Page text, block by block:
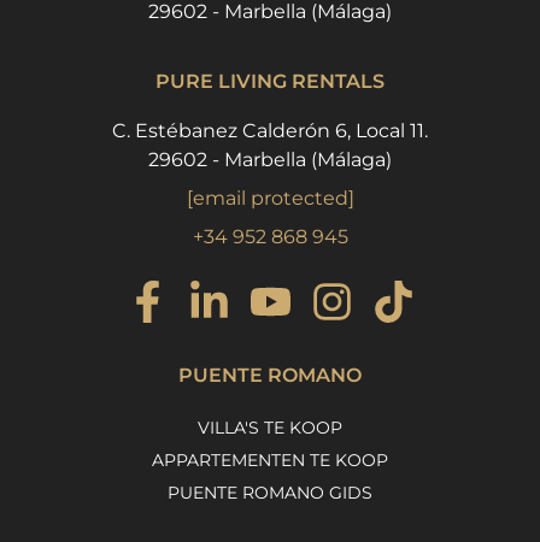
29602 - Marbella (Málaga)
PURE LIVING RENTALS
C. Estébanez Calderón 6, Local 11.
29602 - Marbella (Málaga)
[email protected]
+34 952 868 945
PUENTE ROMANO
VILLA'S TE KOOP
APPARTEMENTEN TE KOOP
PUENTE ROMANO GIDS